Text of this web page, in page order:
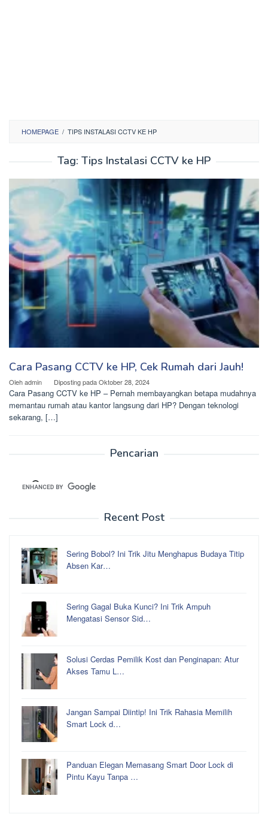
HOMEPAGE / TIPS INSTALASI CCTV KE HP
Tag: Tips Instalasi CCTV ke HP
Cara Pasang CCTV ke HP, Cek Rumah dari Jauh!
Olehadmin Diposting padaOktober 28, 2024
Cara Pasang CCTV ke HP – Pernah membayangkan betapa mudahnya
memantau rumah atau kantor langsung dari HP? Dengan teknologi
sekarang, […]
Pencarian
Recent Post
Sering Bobol? Ini Trik Jitu Menghapus Budaya Titip
Absen Kar…
Sering Gagal Buka Kunci? Ini Trik Ampuh
Mengatasi Sensor Sid…
Solusi Cerdas Pemilik Kost dan Penginapan: Atur
Akses Tamu L…
Jangan Sampai Diintip! Ini Trik Rahasia Memilih
Smart Lock d…
Panduan Elegan Memasang Smart Door Lock di
Pintu Kayu Tanpa …